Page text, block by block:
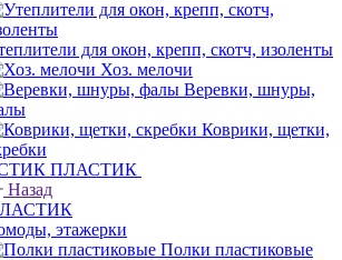
для окон, крепп, скотч, изоленты
Хоз. мелочи
Веревки, шнуры,
Коврики, щетки,
ПЛАСТИК
Назад
этажерки
Полки пластиковые